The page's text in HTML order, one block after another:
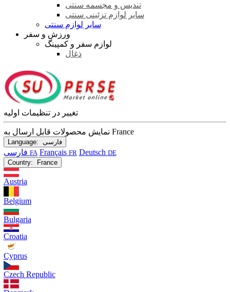
تندیس و مجسمه سنتی
سایر لوازم تزئینی سنتی
سایر لوازم سنتی
ورزش و سفر
لوازم سفر و کمپینگ
ذغال
تغییر در تنظیمات اولیه
نمایش محصولات قابل ارسال به France
Language: فارسی
فارسی FA Français FR Deutsch DE
Country:
France
Austria
Belgium
Bulgaria
Croatia
Cyprus
Czech Republic